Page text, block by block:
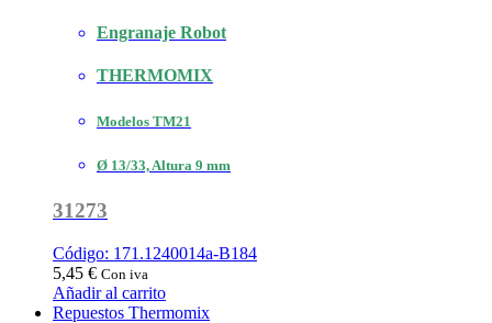
Engranaje Robot
THERMOMIX
Modelos TM21
Ø 13/33, Altura 9 mm
31273
Código: 171.1240014a-B184
5,45 € Con iva
Añadir al carrito
Repuestos Thermomix